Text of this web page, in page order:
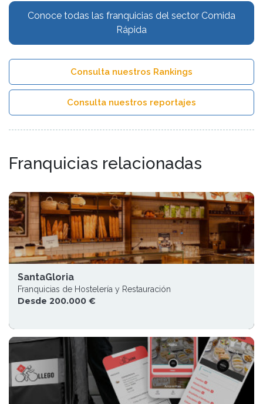
Conoce todas las franquicias del sector Comida
Rápida
Consulta nuestros Rankings
Consulta nuestros reportajes
Franquicias relacionadas
SantaGloria
Franquicias de Hostelería y Restauración
Desde 200.000 €